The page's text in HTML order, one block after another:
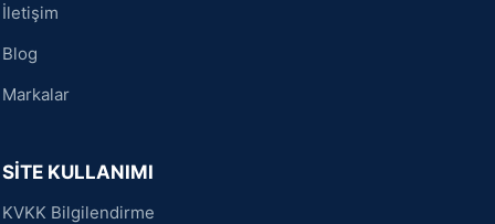
İletişim
Blog
Markalar
SİTE KULLANIMI
KVKK Bilgilendirme